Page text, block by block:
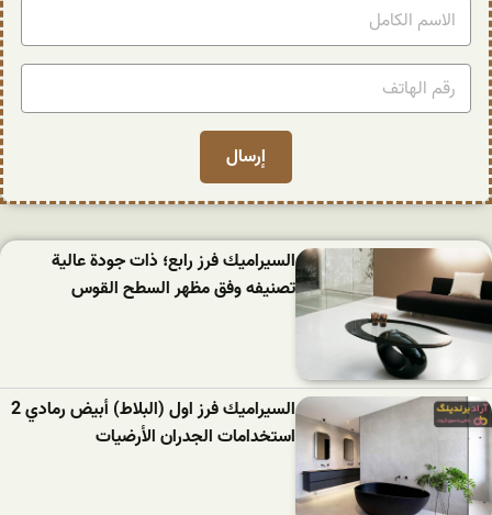
السيراميك فرز رابع؛ ذات جودة عالية
تصنيفه وفق مظهر السطح القوس
السیرامیك فرز اول (البلاط) أبيض رمادي 2
استخدامات الجدران الأرضيات